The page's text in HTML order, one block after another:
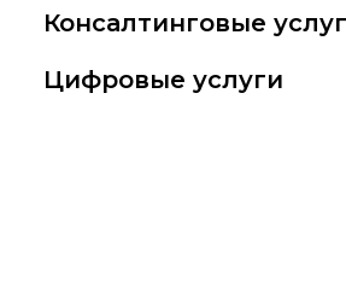
Консалтинговые
Цифровые услуги